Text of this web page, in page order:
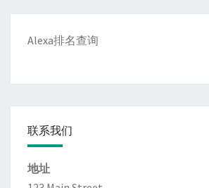
Alexa排名查询
联系我们
地址